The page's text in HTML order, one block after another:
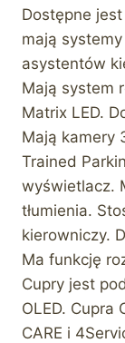
Dostępne
mają
asystentów
Mają system
Matrix LED.
Mają kamery
Trained
wyświetlacz.
tłumienia.
kierowniczy.
Ma funkcję
Cupry jest
OLED. Cupra
CARE i